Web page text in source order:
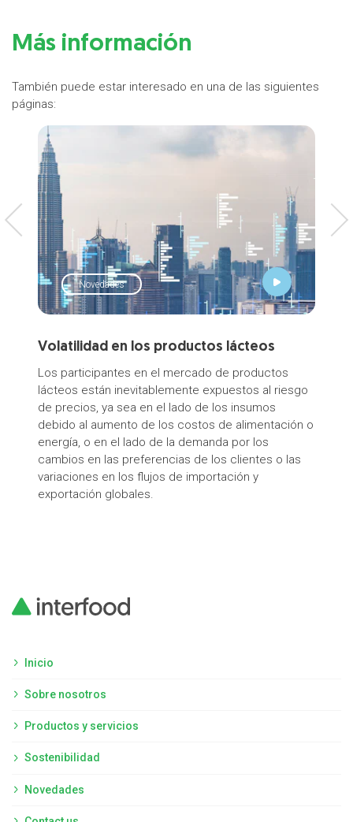
Más información
También puede estar interesado en una de las siguientes
páginas:
Novedades
Volatilidad en los productos lácteos
Los participantes en el mercado de productos
lácteos están inevitablemente expuestos al riesgo
de precios, ya sea en el lado de los insumos
debido al aumento de los costos de alimentación o
energía, o en el lado de la demanda por los
cambios en las preferencias de los clientes o las
variaciones en los flujos de importación y
exportación globales.
Inicio
Sobre nosotros
Productos y servicios
Sostenibilidad
Novedades